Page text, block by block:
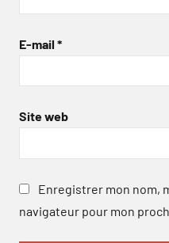
E-mail *
Site web
Enregistrer mon nom,
navigateur pour mon